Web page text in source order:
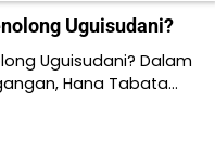
Uguisudani?
Uguisudani? Dalam
Hana Tabata…